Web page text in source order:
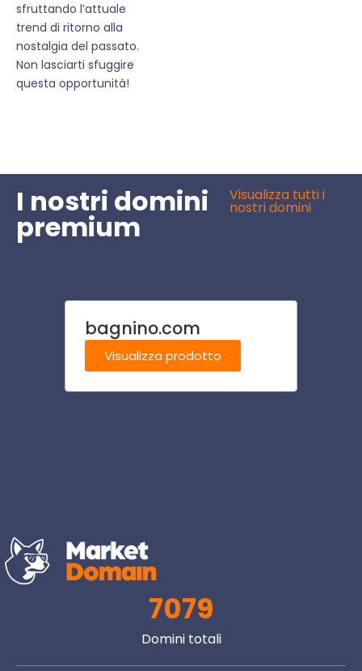
sfruttando l’attuale
trend di ritorno alla
nostalgia del passato.
Non lasciarti sfuggire
questa opportunità!
I nostri domini
premium
Visualizza tutti i
nostri domini
bagnino.com
Visualizza prodotto
7079
Domini totali